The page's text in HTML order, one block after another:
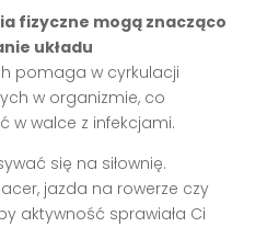
fizyczne mogą znacząco
układu
pomaga w cyrkulacji
w organizmie, co
w walce z infekcjami.
się na siłownię.
jazda na rowerze czy
aktywność sprawiała Ci